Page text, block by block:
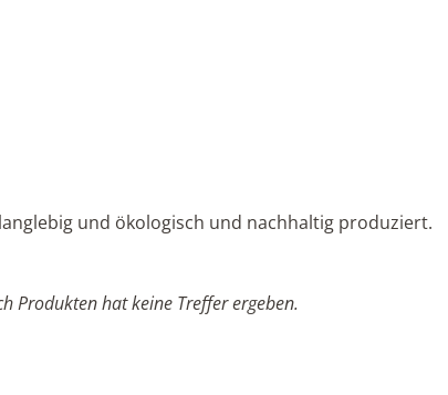
und ökologisch und nachhaltig produziert.
Produkten hat keine Treffer ergeben.